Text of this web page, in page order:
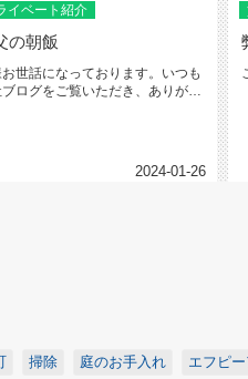
イベート紹介
の朝飯
お世話になっております。いつも
ログをご覧いただき、ありがと
2024-01-26
掃除 庭のお手入れ エフピ